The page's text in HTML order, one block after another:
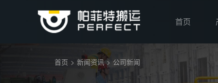
首页
首页 > 新闻资讯 > 公司新闻